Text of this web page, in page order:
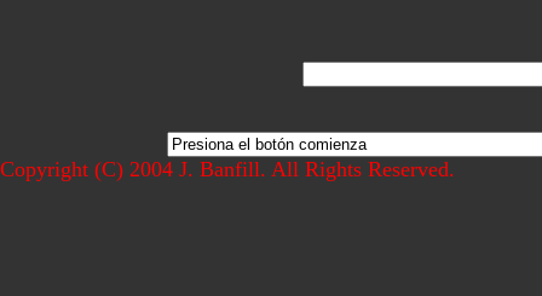
Copyright (C) 2004 J. Banfill. All Rights Reserved.